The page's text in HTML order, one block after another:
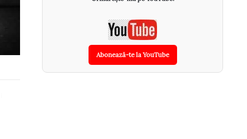
Abonează-te la YouTube